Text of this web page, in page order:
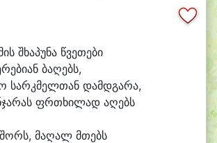
შხაპუნა წვეთები
რებიან ბაღებს,
სარკმელთან დამდგარა,
ჯარას ფრთხილად აღებს
მაღალ მთებს